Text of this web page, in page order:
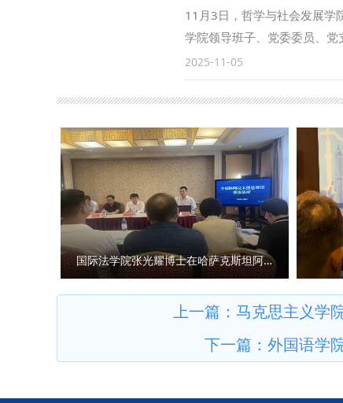
库建设齐头并进。要深化教
设计，加强师资队伍建设，
牢牢把握法治建设的政治方向
划中明确法治体系建设的重点
持活学活用、知行合一，把理
终坚定政治立场，自觉坚持
情怀，筑牢信仰之基、提升
国家贡献青春力量。 （供稿
11月3日，哲学与社会发展学
学院领导班子、党委委员、
党第二十届中央委员会第四次
设社会主义现代化国家新征
色社会主义制度、推进国家
实把思想和行动统一到全会精
各项工作紧密结合起来。要
平。要强化意识形态工作，做
理论阐释工作，发挥学院的学
化强国建设提供理论支持和
精神的自觉性和坚定性。要
速组织党员干部开展学习讨论
的教学、科研、管理等各项
稿：李彧嘉 审核：寇汉军）
2025-11-05
国际法学院张光耀博士在哈萨克斯坦阿拉木图开展科研与社会服务活动
上一篇： 马克思主义学
下一篇： 外国语学